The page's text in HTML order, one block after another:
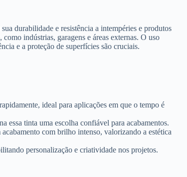
durabilidade e resistência a intempéries e produtos
indústrias, garagens e áreas externas. O uso
e a proteção de superfícies são cruciais.
ideal para aplicações em que o tempo é
essa tinta uma escolha confiável para acabamentos.
com brilho intenso, valorizando a estética
personalização e criatividade nos projetos.